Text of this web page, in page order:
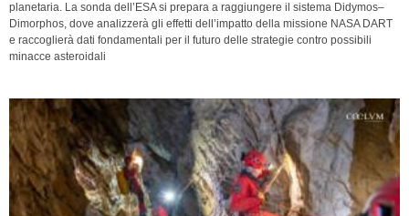
planetaria. La sonda dell’ESA si prepara a raggiungere il sistema Didymos–
Dimorphos, dove analizzerà gli effetti dell’impatto della missione NASA DART
e raccoglierà dati fondamentali per il futuro delle strategie contro possibili
minacce asteroidali